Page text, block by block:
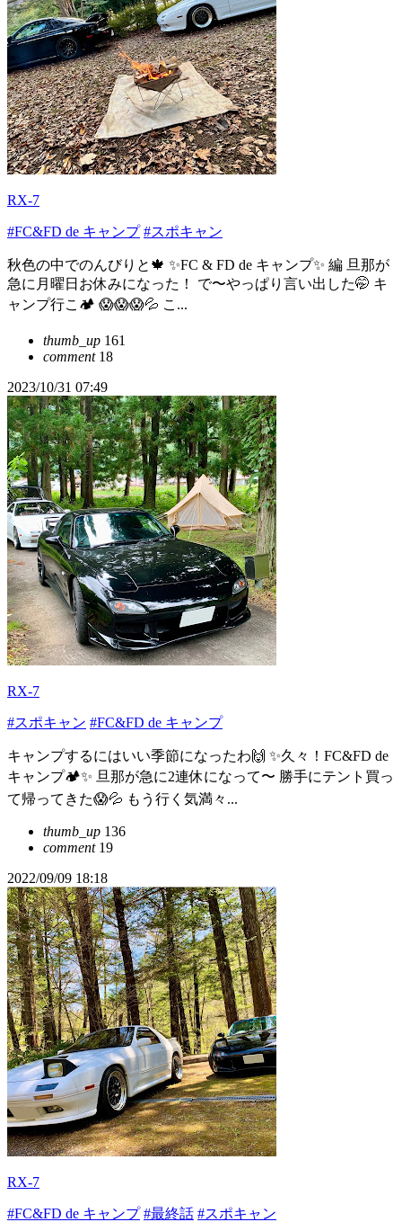
RX-7
#FC&FD de キャンプ #スポキャン
秋色の中でのんびりと🍁 ✨FC & FD de キャンプ✨ 編 旦那が
急に月曜日お休みになった！ で〜やっぱり言い出した🤭 キ
ャンプ行こ🏕️ 😱😱😱💦 こ...
thumb_up 161
comment18
2023/10/31 07:49
RX-7
#スポキャン #FC&FD de キャンプ
キャンプするにはいい季節になったわ🙌 ✨久々！FC&FD de
キャンプ🏕✨ 旦那が急に2連休になって〜 勝手にテント買っ
て帰ってきた😱💦 もう行く気満々...
thumb_up 136
comment19
2022/09/09 18:18
RX-7
#FC&FD de キャンプ #最終話 #スポキャン